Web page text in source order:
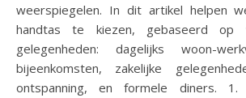
weerspiegelen. In dit artikel helpen
handtas te kiezen, gebaseerd op
gelegenheden: dagelijks woon-
bijeenkomsten, zakelijke
ontspanning, en formele diners. 1.